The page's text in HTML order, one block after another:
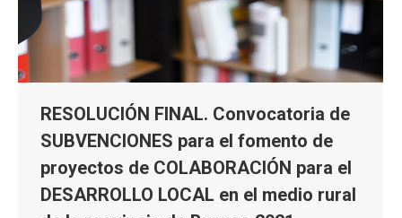
RESOLUCIÓN FINAL. Convocatoria de
SUBVENCIONES para el fomento de
proyectos de COLABORACIÓN para el
DESARROLLO LOCAL en el medio rural